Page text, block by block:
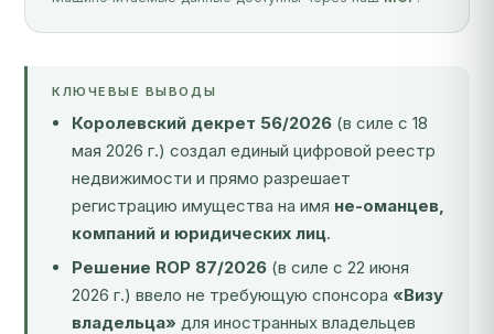
КЛЮЧЕВЫЕ ВЫВОДЫ
Королевский декрет 56/2026 (в силе с 18
мая 2026 г.) создал единый цифровой реестр
недвижимости и прямо разрешает
регистрацию имущества на имя не-оманцев,
компаний и юридических лиц.
Решение ROP 87/2026 (в силе с 22 июня
2026 г.) ввело не требующую спонсора «Визу
владельца» для иностранных владельцев